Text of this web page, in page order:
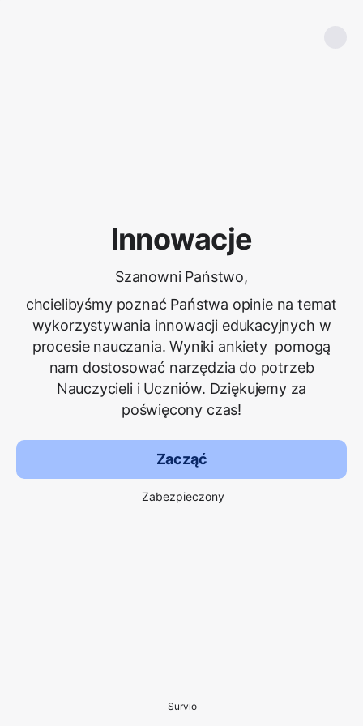
Innowacje
Szanowni Państwo,
chcielibyśmy poznać Państwa opinie na temat
wykorzystywania innowacji edukacyjnych w
procesie nauczania. Wyniki ankiety pomogą
nam dostosować narzędzia do potrzeb
Nauczycieli i Uczniów. Dziękujemy za
poświęcony czas!
Zacząć
Zabezpieczony
Survio